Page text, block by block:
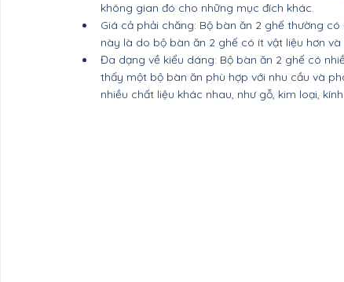
không gian đó cho những mục đích khác.
Giá cả phải chăng: Bộ bàn ăn 2 ghế thường
này là do bộ bàn ăn 2 ghế có ít vật liệu hơn
Đa dạng về kiểu dáng: Bộ bàn ăn 2 ghế có
thấy một bộ bàn ăn phù hợp với nhu cầu và
nhiều chất liệu khác nhau, như gỗ, kim loại,